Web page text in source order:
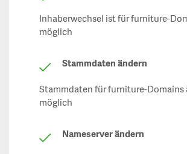
Inhaberwechsel ist für furniture-
möglich
Stammdaten ändern
Stammdaten für furniture-Domains
möglich
Nameserver ändern